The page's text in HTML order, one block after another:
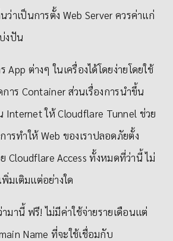
ว่าเป็นการตั้ง Web Server ควรค่าแก่
งปัน
App ต่างๆ ในเครื่องได้โดยง่ายโดยใช้
าร Container ส่วนเรื่องการนำขึ้น
Internet ให้ Cloudflare Tunnel ช่วย
รทำให้ Web ของเราปลอดภัยตั้ง
Cloudflare Access ทั้งหมดที่ว่านี้ ไม่
มเติมแต่อย่างใด
มานี้ ฟรี! ไม่มีค่าใช้จ่ายรายเดือนแต่
Name ที่จะใช้เชื่อมกับ